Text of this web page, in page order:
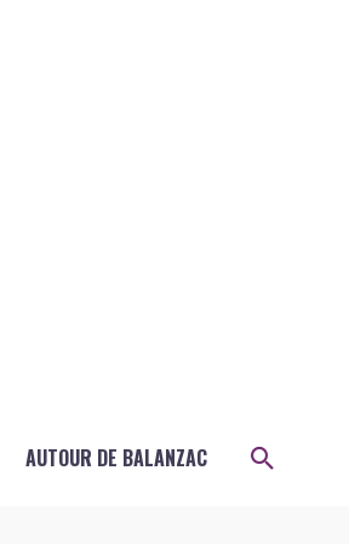
AUTOUR DE BALANZAC